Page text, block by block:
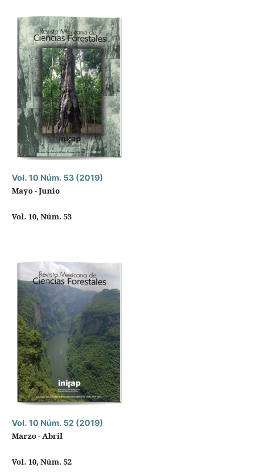
Vol. 10 Núm. 53 (2019)
Mayo - Junio
Vol. 10, Núm. 53
Vol. 10 Núm. 52 (2019)
Marzo - Abril
Vol. 10, Núm. 52